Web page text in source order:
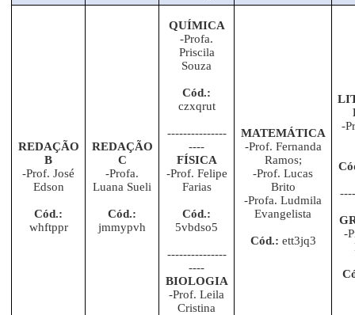
REDAÇÃO
B
-Prof. José
Edson
Cód.:
whftppr
REDAÇÃO
C
-Profa.
Luana Sueli
Cód.:
jmmypvh
QUÍMICA
-Profa.
Priscila
Souza
Cód.:
czxqrut
---------------
----
FÍSICA
-Prof. Felipe
Farias
Cód.:
5vbdso5
---------------
----
BIOLOGIA
-Prof. Leila
Cristina
MATEMÁTICA
-Prof. Fernanda
Ramos;
-Prof. Lucas
Brito
-Profa. Ludmila
Evangelista
Cód.: ett3jq3
-
-